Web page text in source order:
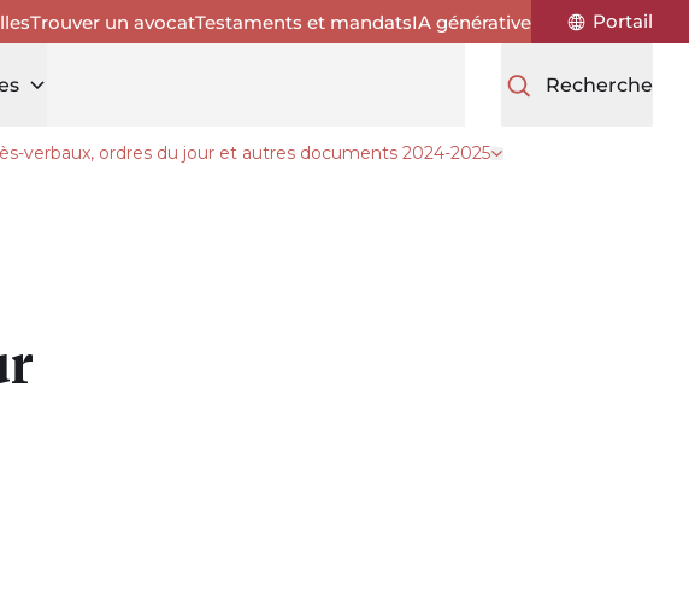
Trouver un avocatTestaments et mandatsIA générative Portail
Recherche
Conseil d’administration
verbaux, ordres du jour et autres documents 2024-2025 Ouvrir le tiroir Procès-